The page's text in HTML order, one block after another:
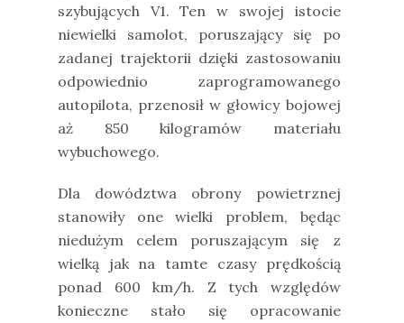
szybujących V1. Ten w swojej istocie
niewielki samolot, poruszający się po
zadanej trajektorii dzięki zastosowaniu
odpowiednio zaprogramowanego
autopilota, przenosił w głowicy bojowej
aż 850 kilogramów materiału
wybuchowego.
Dla dowództwa obrony powietrznej
stanowiły one wielki problem, będąc
niedużym celem poruszającym się z
wielką jak na tamte czasy prędkością
ponad 600 km/h. Z tych względów
konieczne stało się opracowanie